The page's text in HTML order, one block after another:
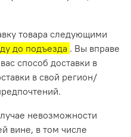
товара следующими
до подъезда . Вы вправе
способ доставки в
в свой регион/
невозможности
вине, в том числе